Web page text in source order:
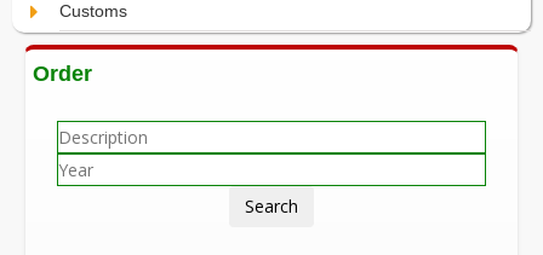
Customs
Order
Search